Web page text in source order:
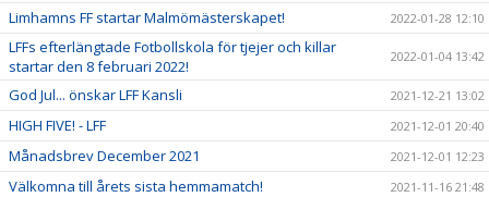
Limhamns FF startar Malmömästerskapet! 2022-01-28 12:10
LFFs efterlängtade Fotbollskola för tjejer och killar
startar den 8 februari 2022!
2022-01-04 13:42
God Jul... önskar LFF Kansli 2021-12-21 13:02
HIGH FIVE! - LFF 2021-12-01 20:40
Månadsbrev December 2021 2021-12-01 12:23
Välkomna till årets sista hemmamatch! 2021-11-16 21:48